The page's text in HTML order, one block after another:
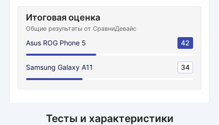
Итоговая оценка
Общие результаты от СравниДевайс
Asus ROG Phone 5 42
Samsung Galaxy A11 34
Тесты и характеристики